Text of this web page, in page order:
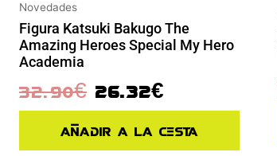
Novedades
Figura Katsuki Bakugo The
Amazing Heroes Special My Hero
Academia
32.90€ 26.32€
Añadir a la cesta